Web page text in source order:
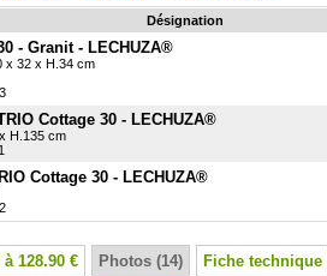
Désignation
- Granit - LECHUZA®
x 32 x H.34 cm
Cottage 30 - LECHUZA®
H.135 cm
Cottage 30 - LECHUZA®
128.90 € Photos (14) Fiche technique